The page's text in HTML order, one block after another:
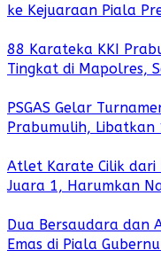
ke Kejuaraan Piala
88 Karateka KKI
Tingkat di Mapolres,
PSGAS Gelar
Prabumulih, Libatkan
Atlet Karate Cilik dari
Juara 1, Harumkan
Dua Bersaudara dan
Emas di Piala